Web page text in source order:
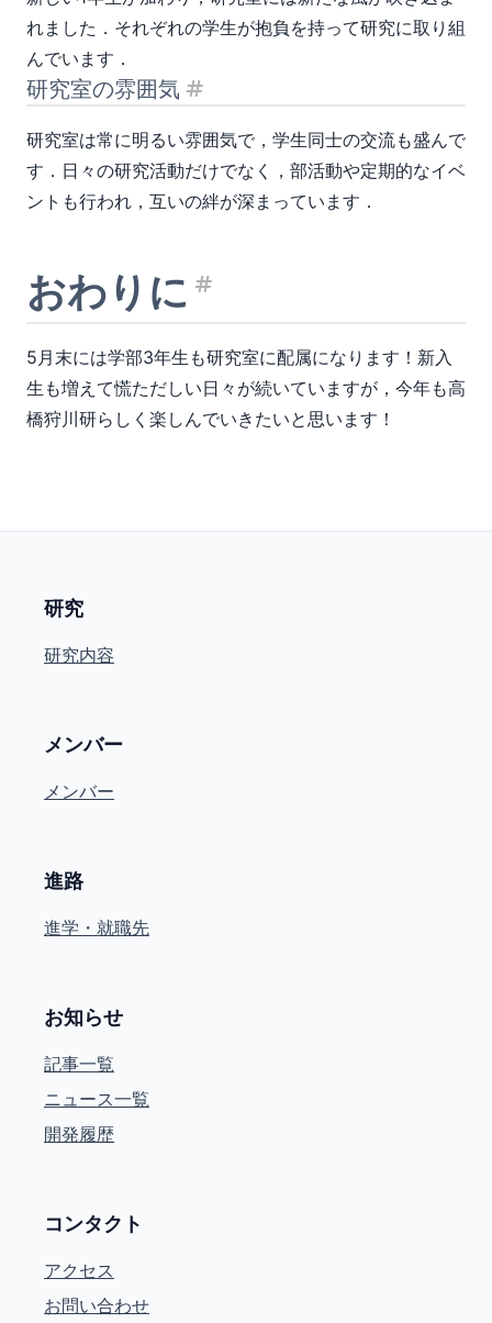
れました．それぞれの学生が抱負を持って研究に取り組
んでいます．
研究室の雰囲気
研究室は常に明るい雰囲気で，学生同士の交流も盛んで
す．日々の研究活動だけでなく，部活動や定期的なイベ
ントも行われ，互いの絆が深まっています．
おわりに
見出し「おわり
5月末には学部3年生も研究室に配属になります！新入
生も増えて慌ただしい日々が続いていますが，今年も高
橋狩川研らしく楽しんでいきたいと思います！
研究
研究内容
メンバー
メンバー
進路
進学・就職先
お知らせ
記事一覧
ニュース一覧
開発履歴
コンタクト
アクセス
お問い合わせ